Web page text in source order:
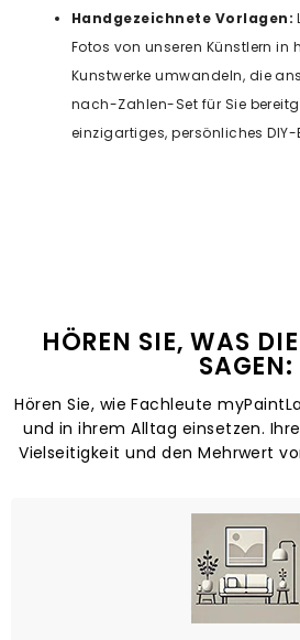
Handgezeichnete Vorlagen:
Fotos von unseren Künstlern in
Kunstwerke umwandeln, die
nach-Zahlen-Set für Sie
einzigartiges, persönliches DIY-
HÖREN SIE, WAS
SAGEN:
Hören Sie, wie Fachleute
und in ihrem Alltag einsetzen.
Vielseitigkeit und den Mehrwert